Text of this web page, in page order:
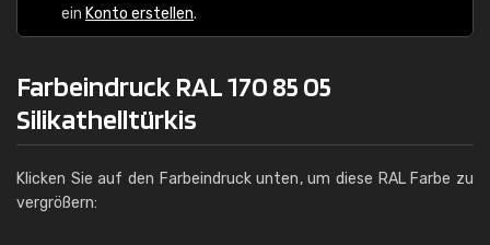
ein Konto erstellen.
Farbeindruck RAL 170 85 05
Silikathelltürkis
Klicken Sie auf den Farbeindruck unten, um diese RAL Farbe zu
vergrößern: